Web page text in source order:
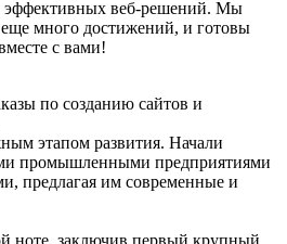
веб-решений. Мы
много достижений, и готовы
с вами!
по созданию сайтов и
этапом развития. Начали
промышленными предприятиями
предлагая им современные и
ноте, заключив первый крупный